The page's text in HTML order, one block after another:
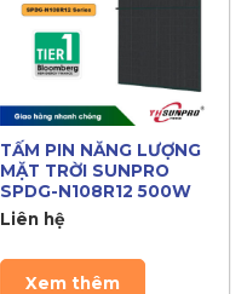
TẤM PIN NĂNG LƯỢNG
MẶT TRỜI SUNPRO
SPDG-N108R12 500W
Liên hệ
Xem thêm